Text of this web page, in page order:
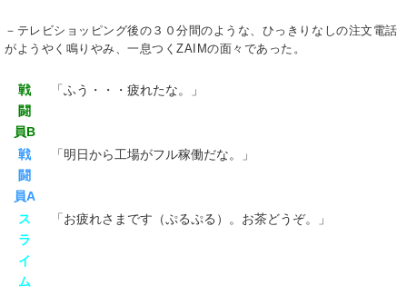
－テレビショッピング後の３０分間のような、ひっきりなしの注文電話
がようやく鳴りやみ、一息つくZAIMの面々であった。
戦
闘
員B
「ふう・・・疲れたな。」
戦
闘
員A
「明日から工場がフル稼働だな。」
ス
ラ
イ
ム
「お疲れさまです（ぷるぷる）。お茶どうぞ。」